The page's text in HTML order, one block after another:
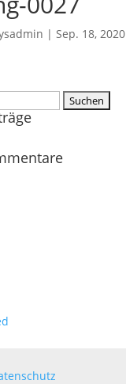
| Sep. 18, 2020